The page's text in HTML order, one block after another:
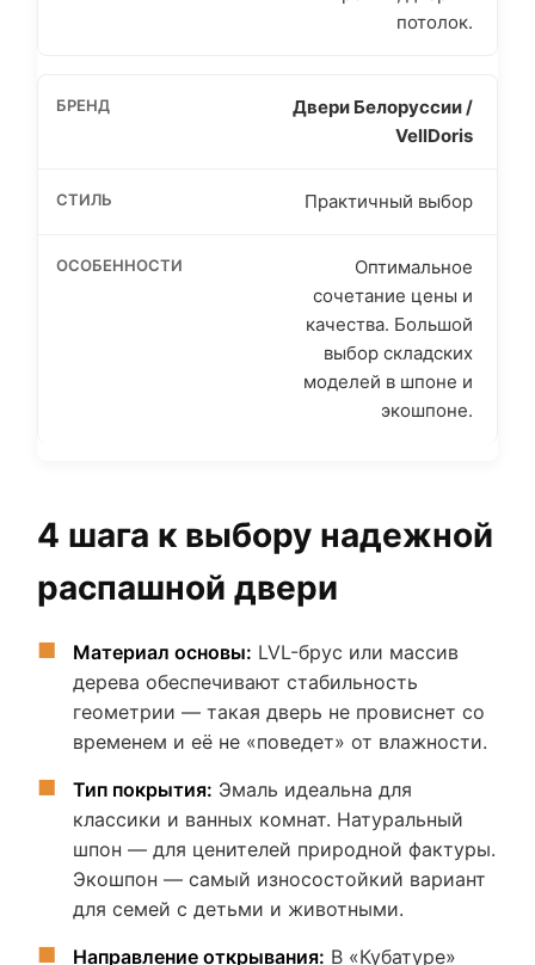
потолок.
Двери Белоруссии /
VellDoris
Практичный выбор
Оптимальное
сочетание цены и
качества. Большой
выбор складских
моделей в шпоне и
экошпоне.
4 шага к выбору надежной
распашной двери
Материал основы: LVL-брус или массив
дерева обеспечивают стабильность
геометрии — такая дверь не провиснет со
временем и её не «поведет» от влажности.
Тип покрытия: Эмаль идеальна для
классики и ванных комнат. Натуральный
шпон — для ценителей природной фактуры.
Экошпон — самый износостойкий вариант
для семей с детьми и животными.
Направление открывания: В «Кубатуре»